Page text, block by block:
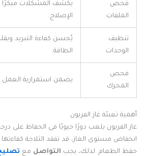
فحص
الملفات
يكشف المشكلات مبكرًا
الإصلاح.
تنظيف
الوحدات
يُحسن كفاءة التبريد
الطاقة.
فحص
المحرك
يضمن استمرارية العمل
أهمية تعبئة غاز الفريون
غاز الفريون يلعب دورًا حيويًا في الحفاظ على درجة
انخفاض مستوى الغاز، قد تفقد الثلاجة كفاءتها
حفظ الطعام. لذلك، يجب التواصل مع